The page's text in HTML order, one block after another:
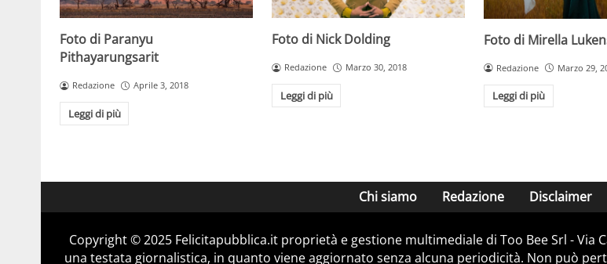
Foto di Paranyu
Pithayarungsarit
Redazione Aprile 3, 2018
Leggi di più
Foto di Nick Dolding
Redazione Marzo 30, 2018
Leggi di più
Foto di Mirella
Redazione Marzo 29,
Leggi di più
Chi siamo Redazione Disclaimer
Copyright © 2025 Felicitapubblica.it proprietà e gestione multimediale di Too Bee Srl - Via
una testata giornalistica, in quanto viene aggiornato senza alcuna periodicità. Non può